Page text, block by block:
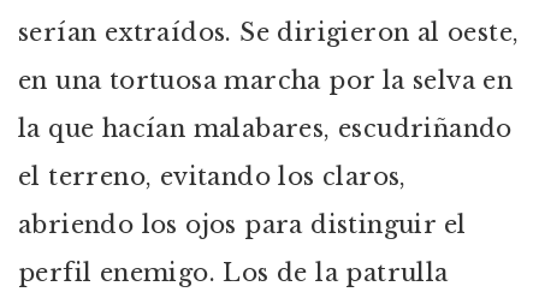
serían extraídos. Se dirigieron al oeste,
en una tortuosa marcha por la selva en
la que hacían malabares, escudriñando
el terreno, evitando los claros,
abriendo los ojos para distinguir el
perfil enemigo. Los de la patrulla